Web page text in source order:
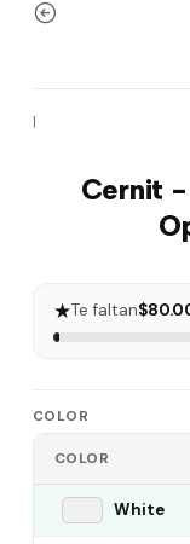
|
Cernit
★Te faltan
COLOR
COLOR
White